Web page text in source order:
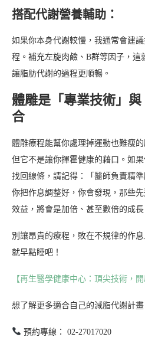
搭配代謝營養輔助：
如果你本身代謝較慢，我通常會建
程。補充左旋肉鹼、B群等因子，這
讓脂肪代謝的過程更順暢。
體雕是「專業技術」
合
體雕療程能幫你處理掉運動也難瘦
但它不是讓你揮霍健康的藉口。如
找回線條，請記得：「醫師負責精
你把作息調整好，你會發現，那些
效益，將會是加倍、甚至數倍的成長
別讓昂貴的療程，敗在不規律的作
就早點睡吧！
【再生醫學健康中心：頂尖技術，
想了解更多適合自己的減脂代謝計畫
預約專線： 02-27017020